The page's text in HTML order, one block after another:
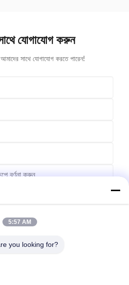
(1)যোগাযোগ করুন
সাথে যোগাযোগ করতে পারেন!
5:57 AM
you looking for?